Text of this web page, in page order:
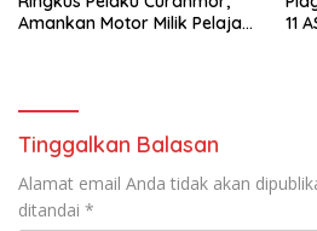
Amankan Motor Milik Pelajar
11
Tinggalkan Balasan
Alamat email Anda tidak akan
ditandai *